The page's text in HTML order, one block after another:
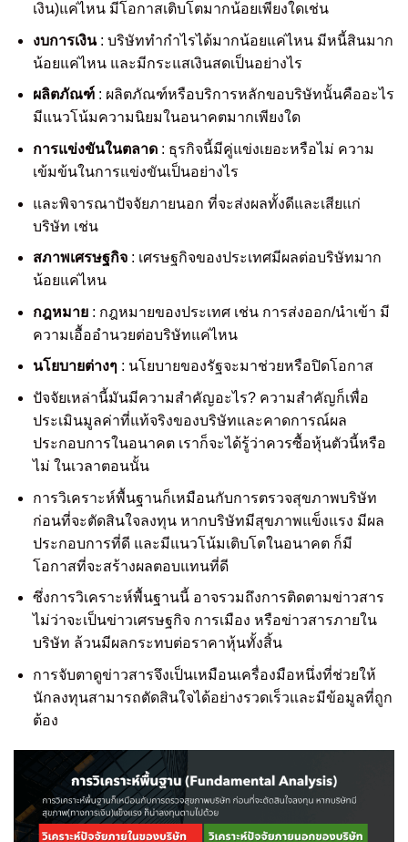
เงิน)แค่ไหน มีโอกาสเติบโตมากน้อยเพียงใดเช่น
งบการเงิน: บริษัททำกำไรได้มากน้อยแค่ไหน มีหนี้สินมาก
น้อยแค่ไหน และมีกระแสเงินสดเป็นอย่างไร
ผลิตภัณฑ์: ผลิตภัณฑ์หรือบริการหลักขอบริษัทนั้นคืออะไร
มีแนวโน้มความนิยมในอนาคตมากเพียงใด
การแข่งขันในตลาด: ธุรกิจนี้มีคู่แข่งเยอะหรือไม่ ความ
เข้มข้นในการแข่งขันเป็นอย่างไร
และพิจารณาปัจจัยภายนอก ที่จะส่งผลทั้งดีและเสียแก่
บริษัท เช่น
สภาพเศรษฐกิจ: เศรษฐกิจของประเทศมีผลต่อบริษัทมาก
น้อยแค่ไหน
กฎหมาย: กฎหมายของประเทศ เช่น การส่งออก/นำเข้า มี
ความเอื้ออำนวยต่อบริษัทแค่ไหน
นโยบายต่างๆ : นโยบายของรัฐจะมาช่วยหรือปิดโอกาส
ปัจจัยเหล่านี้มันมีความสำคัญอะไร? ความสำคัญก็เพื่อ
ประเมินมูลค่าที่แท้จริงของบริษัทและคาดการณ์ผล
ประกอบการในอนาคต เราก็จะได้รู้ว่าควรซื้อหุ้นตัวนี้หรือ
ไม่ ในเวลาตอนนั้น
การวิเคราะห์พื้นฐานก็เหมือนกับการตรวจสุขภาพบริษัท
ก่อนที่จะตัดสินใจลงทุน หากบริษัทมีสุขภาพแข็งแรง มีผล
ประกอบการที่ดี และมีแนวโน้มเติบโตในอนาคต ก็มี
โอกาสที่จะสร้างผลตอบแทนที่ดี
ซึ่งการวิเคราะห์พื้นฐานนี้ อาจรวมถึงการติดตามข่าวสาร
ไม่ว่าจะเป็นข่าวเศรษฐกิจ การเมือง หรือข่าวสารภายใน
บริษัท ล้วนมีผลกระทบต่อราคาหุ้นทั้งสิ้น
การจับตาดูข่าวสารจึงเป็นเหมือนเครื่องมือหนึ่งที่ช่วยให้
นักลงทุนสามารถตัดสินใจได้อย่างรวดเร็วและมีข้อมูลที่ถูก
ต้อง